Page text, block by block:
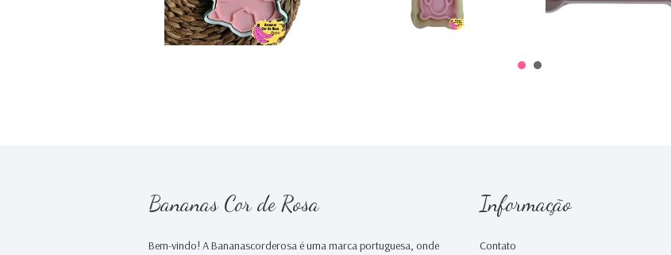
Bananas Cor de Rosa
Bem-vindo! A Bananascorderosa é uma marca portuguesa, onde
Informação
Contato